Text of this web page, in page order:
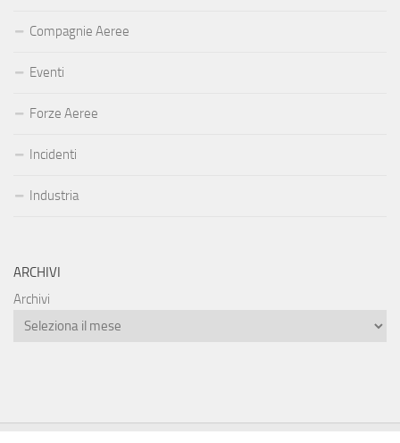
Compagnie Aeree
Eventi
Forze Aeree
Incidenti
Industria
ARCHIVI
Archivi